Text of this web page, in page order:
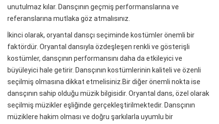
unutulmaz kılar. Dansçının geçmiş performanslarına ve
referanslarına mutlaka göz atmalısınız.
İkinci olarak, oryantal dansçı seçiminde kostümler önemli bir
faktördür. Oryantal dansıyla özdeşleşen renkli ve gösterişli
kostümler, dansçının performansını daha da etkileyici ve
büyüleyici hale getirir. Dansçının kostümlerinin kaliteli ve özenli
seçilmiş olmasına dikkat etmelisiniz.Bir diğer önemli nokta ise
dansçının sahip olduğu müzik bilgisidir. Oryantal dans, özel olarak
seçilmiş müzikler eşliğinde gerçekleştirilmektedir. Dansçının
müziklere hakim olması ve doğru şarkılarla uyumlu bir